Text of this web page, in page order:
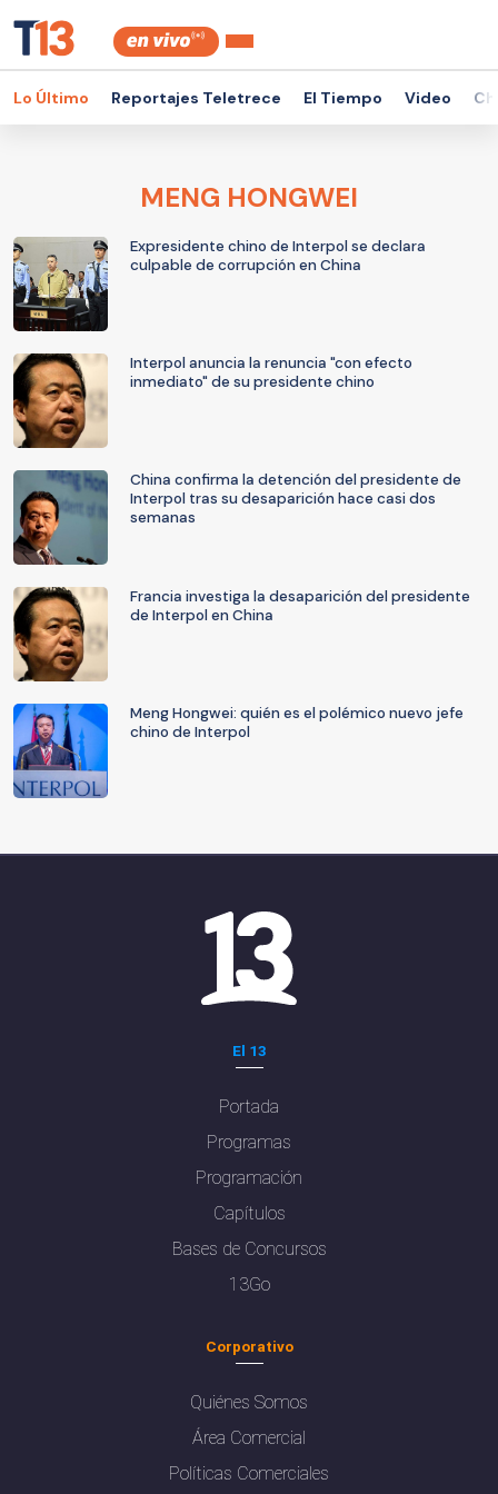
Lo Último Reportajes Teletrece El Tiempo Video
MENG HONGWEI
Expresidente chino de Interpol se declara
culpable de corrupción en China
Interpol anuncia la renuncia "con efecto
inmediato" de su presidente chino
China confirma la detención del presidente de
Interpol tras su desaparición hace casi dos
semanas
Francia investiga la desaparición del presidente
de Interpol en China
Meng Hongwei: quién es el polémico nuevo jefe
chino de Interpol
El 13
Portada
Programas
Programación
Capítulos
Bases de Concursos
13Go
Corporativo
Quiénes Somos
Área Comercial
Políticas Comerciales